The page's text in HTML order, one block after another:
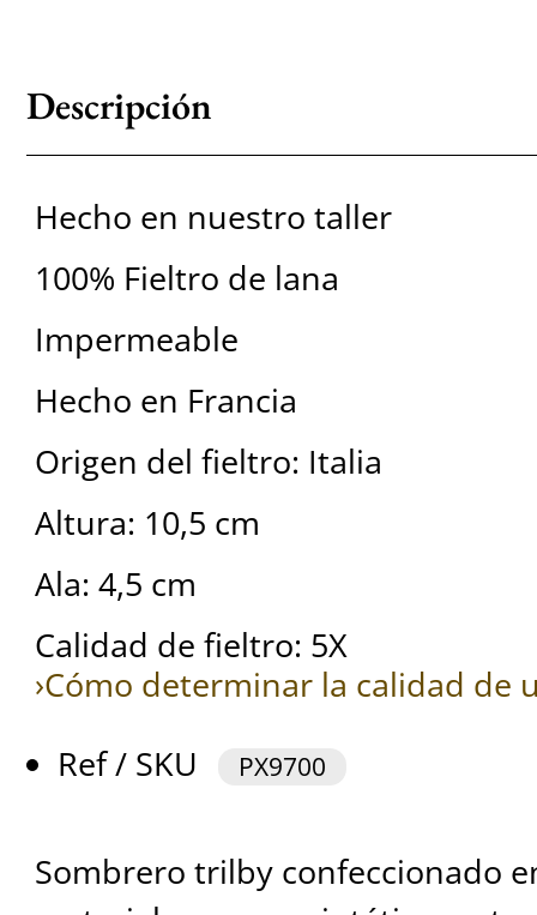
Descripción
Hecho en nuestro taller
100% Fieltro de lana
Impermeable
Hecho en Francia
Origen del fieltro: Italia
Altura: 10,5 cm
Ala: 4,5 cm
Calidad de fieltro: 5X
›Cómo determinar la calidad de
Ref / SKU
PX9700
Sombrero trilby confeccionado